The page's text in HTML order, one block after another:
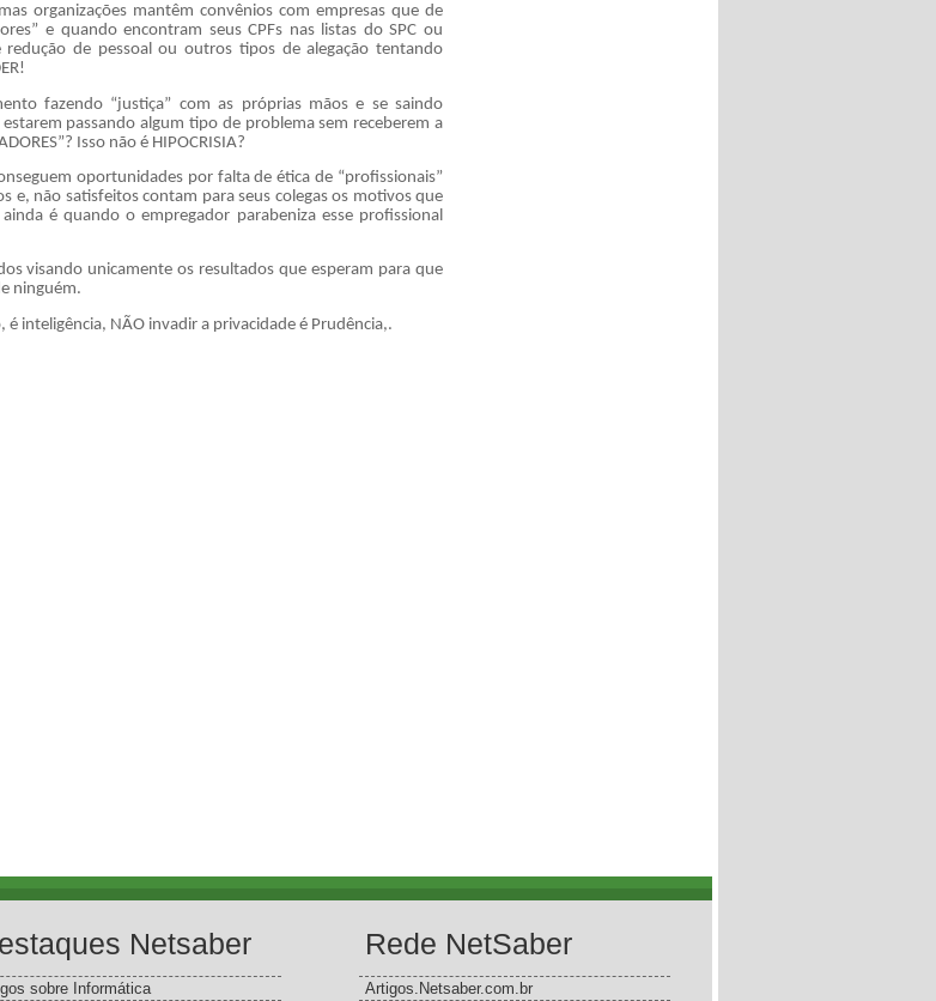
organizações mantêm convênios com empresas que de
e quando encontram seus CPFs nas listas do SPC ou
redução de pessoal ou outros tipos de alegação tentando
fazendo “justiça” com as próprias mãos e se saindo
passando algum tipo de problema sem receberem a
Isso não é HIPOCRISIA?
oportunidades por falta de ética de “profissionais”
e, não satisfeitos contam para seus colegas os motivos que
é quando o empregador parabeniza esse profissional
visando unicamente os resultados que esperam para que
ninguém.
inteligência, NÃO invadir a privacidade é Prudência,.
Netsaber
sobre Informática
Rede NetSaber
Artigos.Netsaber.com.br